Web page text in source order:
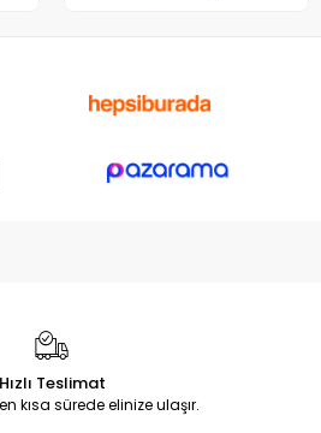
Hızlı Teslimat
kısa sürede elinize ulaşır.